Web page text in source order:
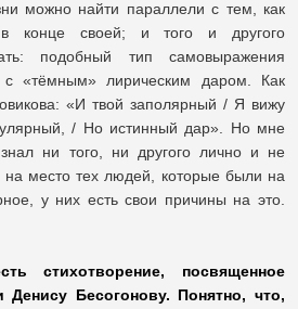
можно найти параллели с тем, как
конце своей; и того и другого
подобный тип самовыражения
с «тёмным» лирическим даром. Как
«И твой заполярный / Я вижу
/ Но истинный дар». Но мне
ни того, ни другого лично и не
на место тех людей, которые были на
у них есть свои причины на это.
стихотворение, посвященное
Бесогонову. Понятно, что,